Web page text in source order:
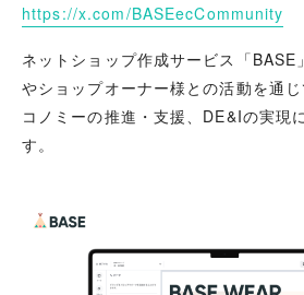
https://x.com/BASEecCommunity
ネットショップ作成サービス「BASE
やショップオーナー様との活動を通
コノミーの推進・支援、DE&Iの実現
す。